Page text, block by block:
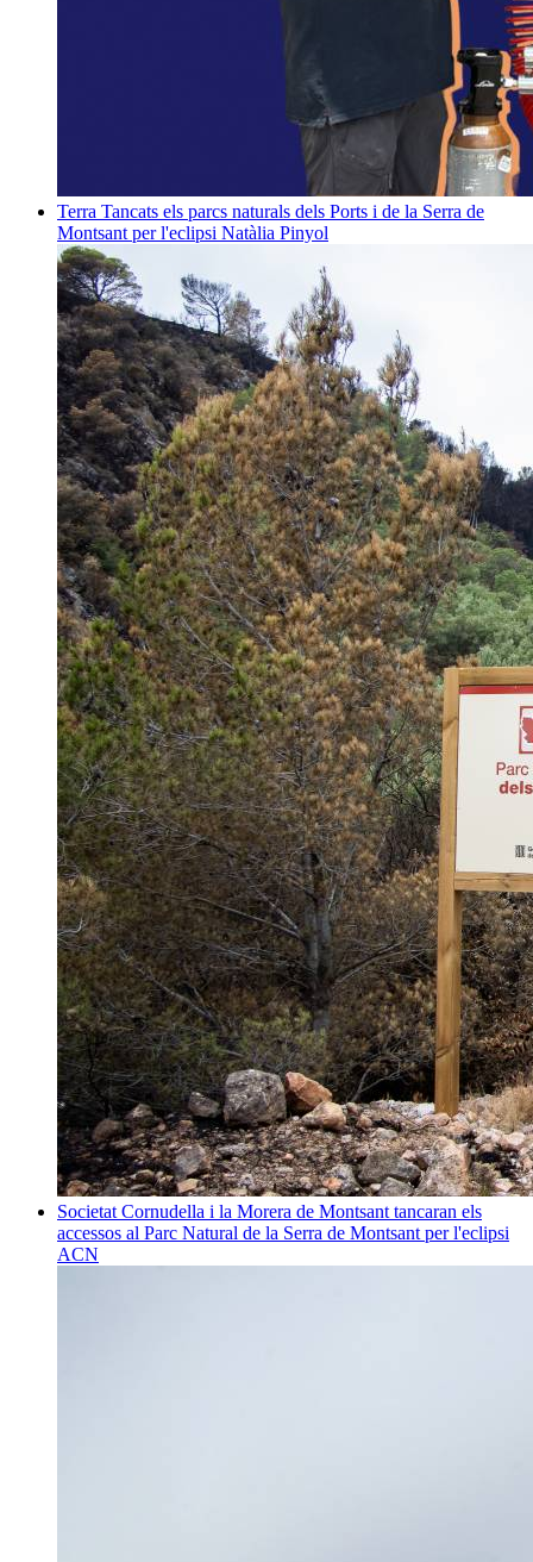
Terra Tancats els parcs naturals dels Ports i de la Serra de
Montsant per l'eclipsi Natàlia Pinyol
Societat Cornudella i la Morera de Montsant tancaran els
accessos al Parc Natural de la Serra de Montsant per l'eclipsi
ACN